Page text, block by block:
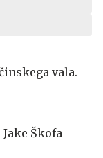
vala.
Škofa